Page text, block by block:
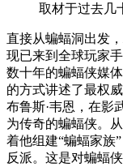
取材于过去几
直接从蝙蝠洞出发，
现已来到全球玩家
数十年的蝙蝠侠媒
的方式讲述了最权
布鲁斯·韦恩，在影
为传奇的蝙蝠侠。
着他组建“蝙蝠家族
反派。这是对蝙蝠